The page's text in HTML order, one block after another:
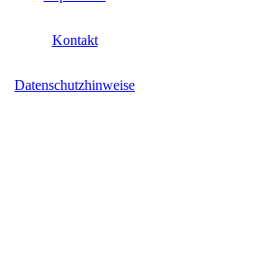
Kontakt
Datenschutzhinweise